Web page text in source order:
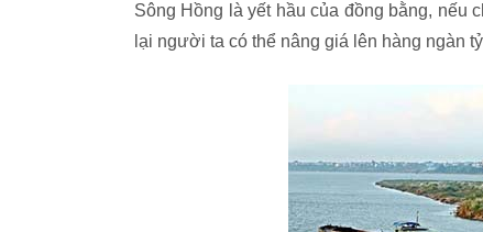
Sông Hồng là yết hầu của đồng bằng, nếu
lại người ta có thể nâng giá lên hàng ngàn